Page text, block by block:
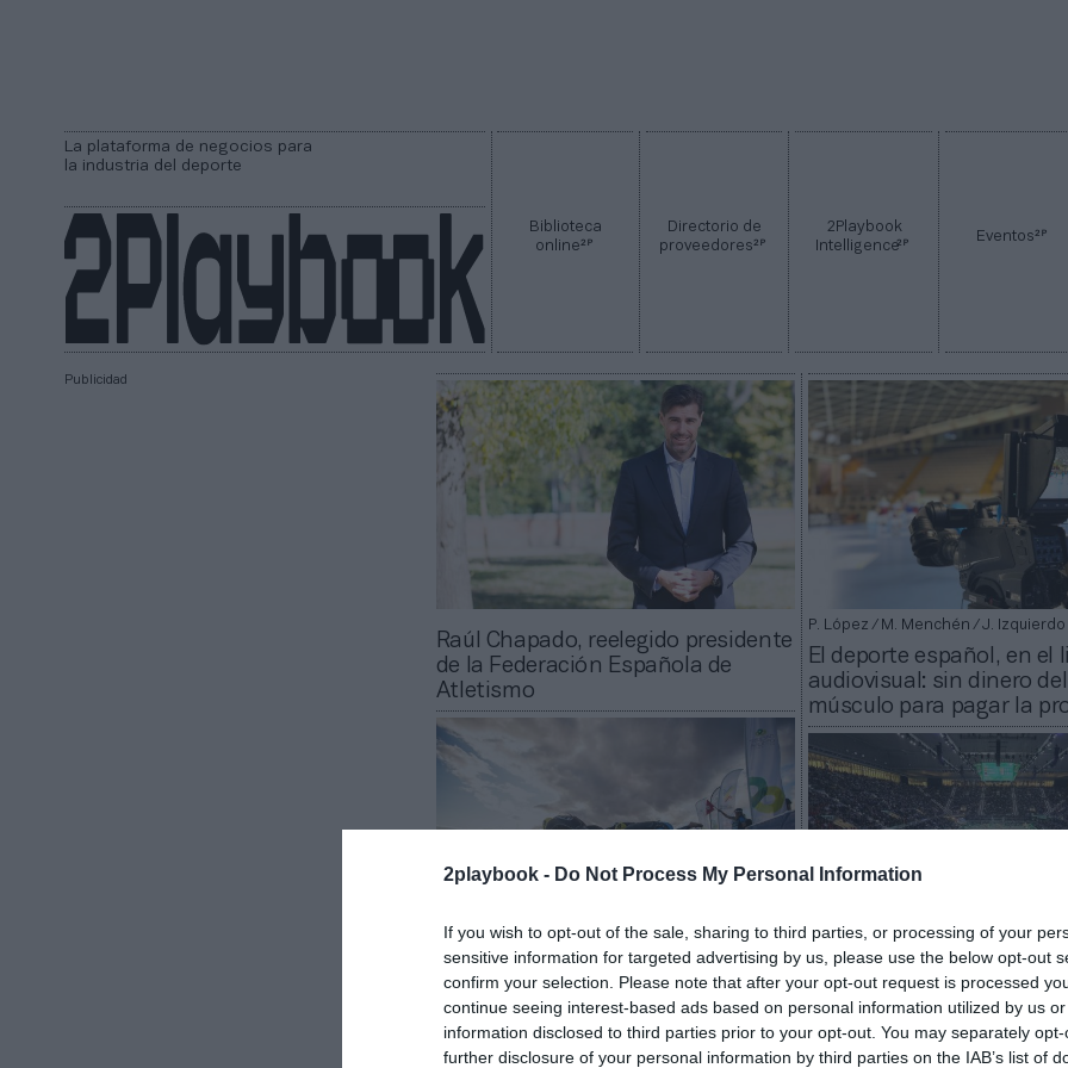
2playbook - Do Not Process My Personal Information
If you wish to opt-out of the sale, sharing to third parties, or processing of your
sensitive information for targeted advertising by us, please use the below opt-out
confirm your selection. Please note that after your opt-out request is processed
continue seeing interest-based ads based on personal information utilized by us
information disclosed to third parties prior to your opt-out. You may separately
further disclosure of your personal information by third parties on the IAB’s list of
La plataforma de negocios para
la industria del deporte
Biblioteca
online2P
Directorio de
proveedores2P
2Playbook
Intelligence2P Eventos2P
Publicidad
Raúl Chapado, reelegido presidente
de la Federación Española de
Atletismo
2Playbook
La Federación Española de
Triatlón repartirá becas por
100.000 euros para ayudar a los
P. López / M. Menchén / J. Izquierdo
El deporte español, en el
audiovisual: sin dinero del
músculo para pagar la
2Playbook
Madrid se reúne con el
federaciones para
competiciones